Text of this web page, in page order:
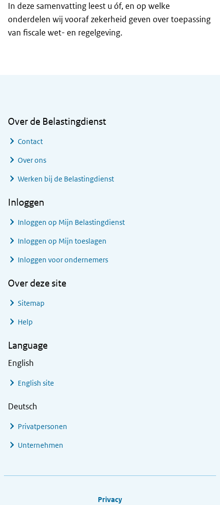
In deze samenvatting leest u óf, en op welke
onderdelen wij vooraf zekerheid geven over toepassing
van fiscale wet- en regelgeving.
Over de Belastingdienst
Contact
Over ons
Werken bij de Belastingdienst
Inloggen
Inloggen op Mijn Belastingdienst
Inloggen op Mijn toeslagen
Inloggen voor ondernemers
Over deze site
Sitemap
Help
Language
English
English site
Deutsch
Privatpersonen
Unternehmen
Privacy